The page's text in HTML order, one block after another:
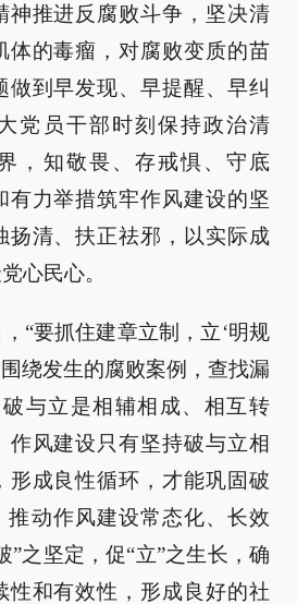
神推进反腐败斗争，坚决清
体的毒瘤，对腐败变质的苗
做到早发现、早提醒、早纠
党员干部时刻保持政治清
，知敬畏、存戒惧、守底
有力举措筑牢作风建设的坚
扬清、扶正祛邪，以实际成
心民心。
“要抓住建章立制，立‘明规
围绕发生的腐败案例，查找漏
与立是相辅相成、相互转
作风建设只有坚持破与立相
形成良性循环，才能巩固破
推动作风建设常态化、长效
”之坚定，促“立”之生长，确
性和有效性，形成良好的社